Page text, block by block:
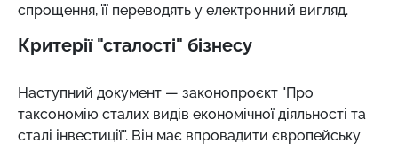
спрощення, її переводять у електронний вигляд.
Критерії "сталості" бізнесу
Наступний документ — законопроєкт "Про
таксономію сталих видів економічної діяльності та
сталі інвестиції". Він має впровадити європейську